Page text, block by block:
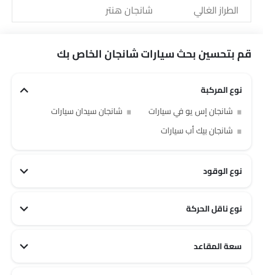
الطراز الغالي
شانجان هنتر
قم بتحسين بحث سيارات شانجان الخاص بك
نوع المركبة
شانجان إس يو في سيارات
شانجان سيدان سيارات
شانجان بيك أب سيارات
نوع الوقود
نوع ناقل الحركة
سعة المقاعد